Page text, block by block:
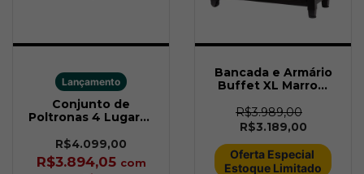
Lançamento
Conjunto de
Poltronas 4 Lugares
Keter
R$4.099,00
R$3.894,05 com
Bancada e Armário
Buffet XL Marrom
R$3.989,00
R$3.189,00
Oferta Especial
Estoque Limitado